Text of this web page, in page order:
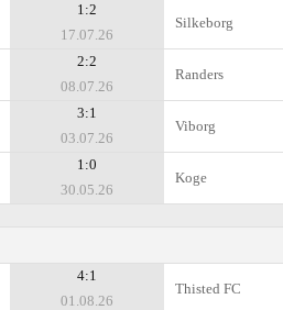
1:2
17.07.26
Silkeborg
2:2
08.07.26
Randers
3:1
03.07.26
Viborg
1:0
30.05.26
Koge
4:1
01.08.26
Thisted FC